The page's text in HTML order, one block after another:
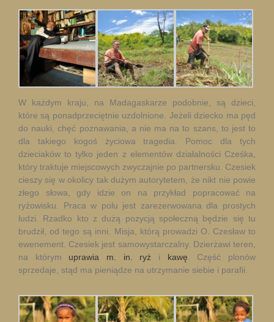
W każdym kraju, na Madagaskarze podobnie, są dzieci,
które są ponadprzeciętnie uzdolnione. Jeżeli dziecko ma pęd
do nauki, chęć poznawania, a nie ma na to szans, to jest to
dla takiego kogoś życiowa tragedia. Pomoc dla tych
dzieciaków to tylko jeden z elementów działalności Cześka,
który traktuje miejscowych zwyczajnie po partnersku. Czesiek
cieszy się w okolicy tak dużym autorytetem, że nikt nie powie
złego słowa, gdy idzie on na przykład popracować na
ryżowisku. Praca w polu jest zarezerwowana dla prostych
ludzi. Rzadko kto z dużą pozycją społeczną będzie się tu
brudził, od tego są inni. Misja, którą prowadzi O. Czesław to
ewenement. Czesiek jest samowystarczalny. Dzierżawi teren,
na którym uprawia m. in. ryż i kawę . Część plonów
sprzedaje, stąd ma pieniądze na utrzymanie siebie i parafii.